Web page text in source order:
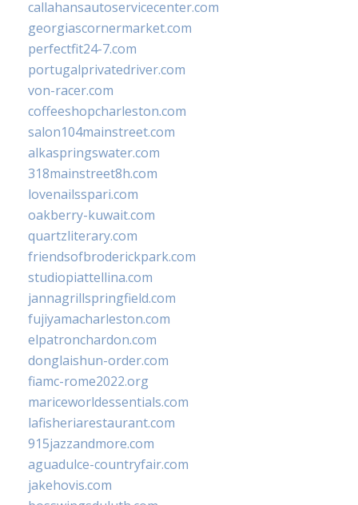
callahansautoservicecenter.com
georgiascornermarket.com
perfectfit24-7.com
portugalprivatedriver.com
von-racer.com
coffeeshopcharleston.com
salon104mainstreet.com
alkaspringswater.com
318mainstreet8h.com
lovenailsspari.com
oakberry-kuwait.com
quartzliterary.com
friendsofbroderickpark.com
studiopiattellina.com
jannagrillspringfield.com
fujiyamacharleston.com
elpatronchardon.com
donglaishun-order.com
fiamc-rome2022.org
mariceworldessentials.com
lafisheriarestaurant.com
915jazzandmore.com
aguadulce-countryfair.com
jakehovis.com